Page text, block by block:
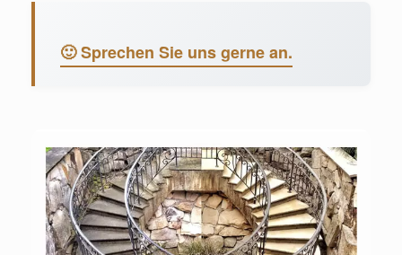
🙂 Sprechen Sie uns gerne an.